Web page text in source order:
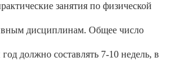
занятия по физической
дисциплинам. Общее число
должно составлять 7-10 недель, в